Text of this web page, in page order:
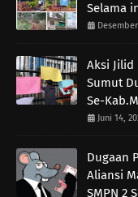
Selama
Aksi Jilid
Sumut
Se-
Juni 14,
Dugaan
Aliansi
SMPN 2